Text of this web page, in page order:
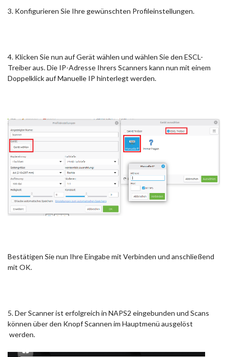
3. Konfigurieren Sie Ihre gewünschten Profileinstellungen.
4. Klicken Sie nun auf Gerät wählen und wählen Sie den ESCL-
Treiber aus. Die IP-Adresse Ihrers Scanners kann nun mit einem
Doppelklick auf Manuelle IP hinterlegt werden.
Bestätigen Sie nun Ihre Eingabe mit Verbinden und anschließend
mit OK.
5. Der Scanner ist erfolgreich in NAPS2 eingebunden und Scans
können über den Knopf Scannen im Hauptmenü ausgelöst
werden.